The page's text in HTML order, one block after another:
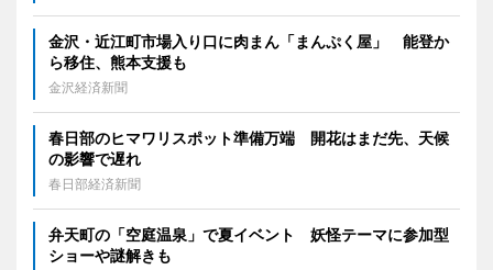
金沢・近江町市場入り口に肉まん「まんぷく屋」 能登か
ら移住、熊本支援も
金沢経済新聞
春日部のヒマワリスポット準備万端 開花はまだ先、天候
の影響で遅れ
春日部経済新聞
弁天町の「空庭温泉」で夏イベント 妖怪テーマに参加型
ショーや謎解きも